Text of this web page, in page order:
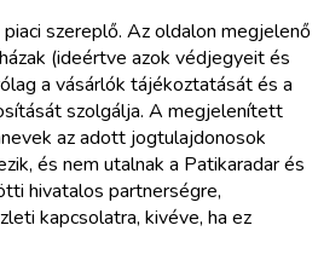
szereplő. Az oldalon megjelenő
(ideértve azok védjegyeit és
a vásárlók tájékoztatását és a
szolgálja. A megjelenített
az adott jogtulajdonosok
és nem utalnak a Patikaradar és
hivatalos partnerségre,
kapcsolatra, kivéve, ha ez